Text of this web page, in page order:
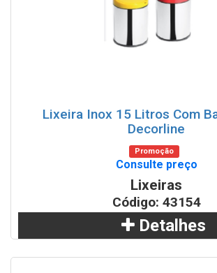
Lixeira Inox 15 Litros Com
Decorline
Promoção
Consulte preço
Lixeiras
Código: 43154
Detalhes
Adicionar